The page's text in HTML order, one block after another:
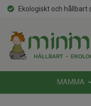
Ekologiskt och hållbart
MAMMA